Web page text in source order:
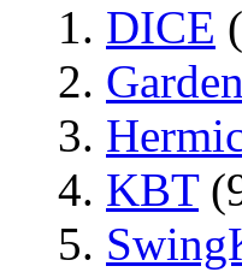
DICE
KBT